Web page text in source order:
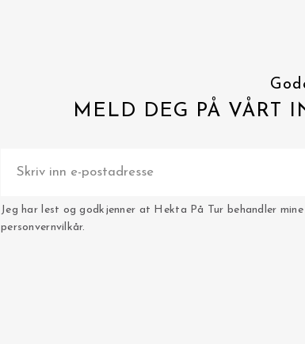
MELD DEG PÅ VÅRT
Jeg har lest og godkjenner at Hekta På Tur behandler
personvernvilkår.